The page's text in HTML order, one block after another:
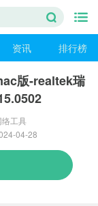
资讯 排行榜
版-realtek瑞
工具
04-28